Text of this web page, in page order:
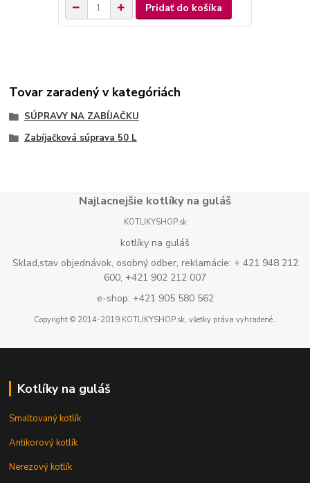
Pridať do košíka
Tovar zaradený v kategóriách
SÚPRAVY NA ZABÍJAČKU
Zabíjačková súprava 50 L
Najlacnejšie kotlíky na guláš
KOTLIKYSHOP.sk
kotlíky na guláš
Sklad,stav objednávok, osobný odber, reklamácie: + 421 948 212
600, +421 902 212 007
e-shop: +421 905 580 562
Copyright © 2014-2019 KOTLIKYSHOP.sk, všetky práva vyhradené..
Kotlíky na guláš
Smaltovaný kotlík
Antikorový kotlík
Nerezový kotlík